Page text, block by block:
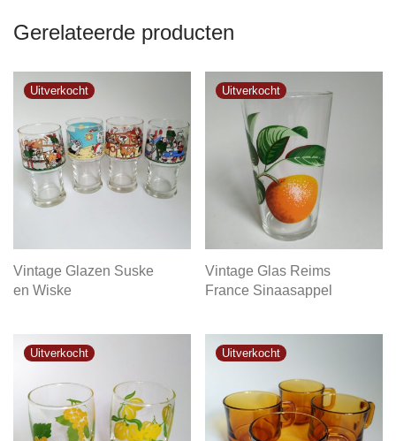
Gerelateerde producten
Vintage Glazen Suske
en Wiske
Vintage Glas Reims
France Sinaasappel